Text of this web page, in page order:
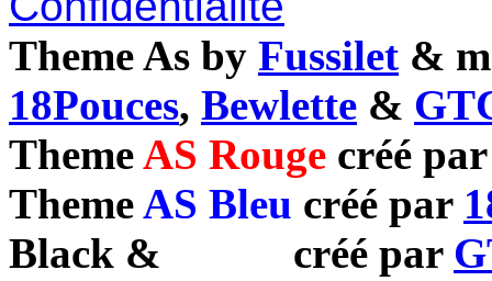
Theme As by Fussilet &
18Pouces, Bewlette &
ThemeAS Rouge créé
ThemeAS Bleu créé par
Black & créé par